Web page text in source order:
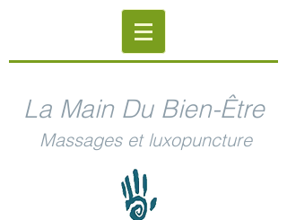
La Main Du Bien-Être
Massages et luxopuncture